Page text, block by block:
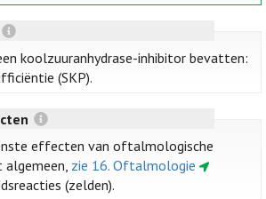
koolzuuranhydrase-inhibitor bevatten:
(SKP).
effecten van oftalmologische
algemeen, zie 16. Oftalmologie
(zelden).